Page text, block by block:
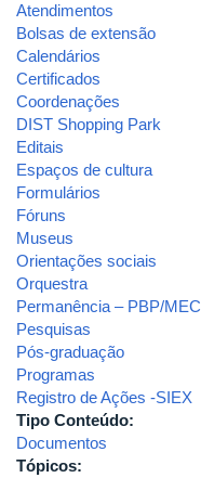
Atendimentos
Bolsas de extensão
Calendários
Certificados
Coordenações
DIST Shopping Park
Editais
Espaços de cultura
Formulários
Fóruns
Museus
Orientações sociais
Orquestra
Permanência – PBP/MEC
Pesquisas
Pós-graduação
Programas
Registro de Ações -SIEX
Tipo Conteúdo:
Documentos
Tópicos: